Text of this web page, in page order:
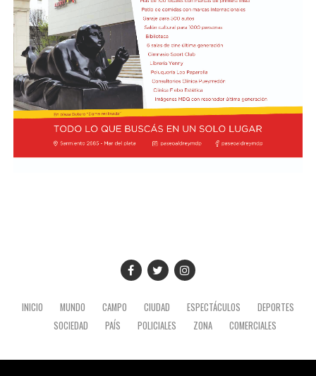
INICIO MUNDO CAMPO CIUDAD ESPECTÁCULOS
DEPORTES
SOCIEDAD
PAÍS POLICIALES ZONA COMERCIALES